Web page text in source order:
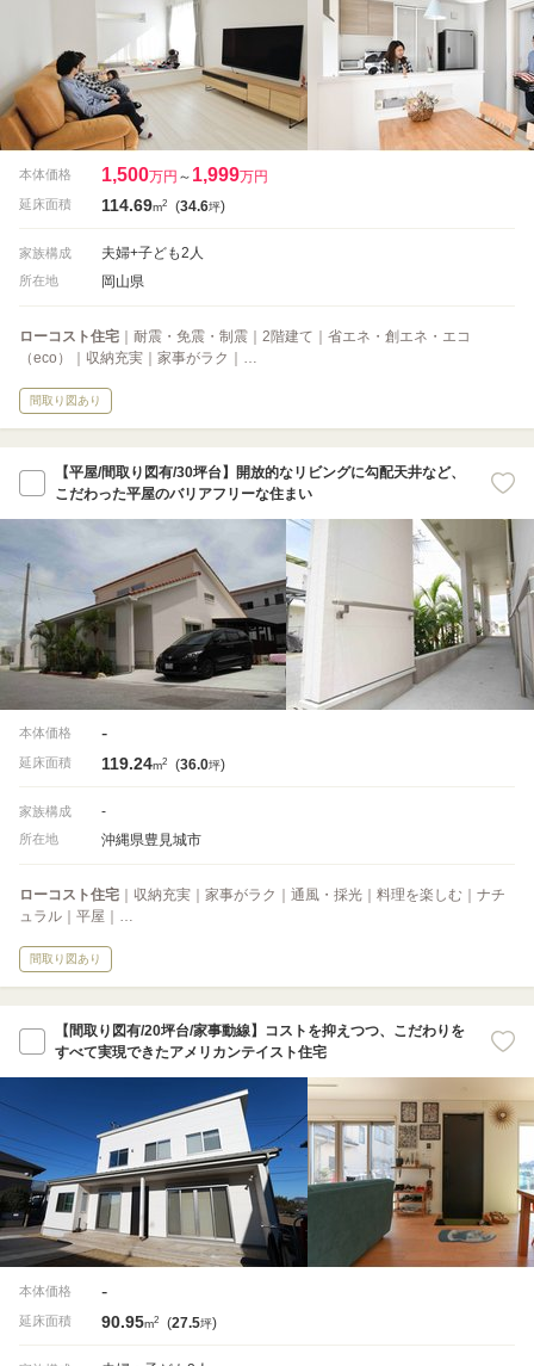
本体価格 1,500万円 ～ 1,999万円
延床面積 114.69m2 (34.6坪)
家族構成 夫婦+子ども2人
所在地 岡山県
ローコスト住宅 ｜耐震・免震・制震｜2階建て｜省エネ・創エネ・エコ
（eco）｜収納充実｜家事がラク｜…
間取り図あり
【平屋/間取り図有/30坪台】開放的なリビングに勾配天井など、
こだわった平屋のバリアフリーな住まい
本体価格 -
延床面積 119.24m2 (36.0坪)
家族構成 -
所在地 沖縄県豊見城市
ローコスト住宅 ｜収納充実｜家事がラク｜通風・採光｜料理を楽しむ｜ナチ
ュラル｜平屋｜…
間取り図あり
【間取り図有/20坪台/家事動線】コストを抑えつつ、こだわりを
すべて実現できたアメリカンテイスト住宅
本体価格 -
延床面積 90.95m2 (27.5坪)